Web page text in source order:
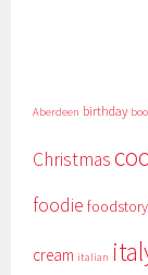
Aberdeen birthday
Christmas
foodie foodstory
cream italian